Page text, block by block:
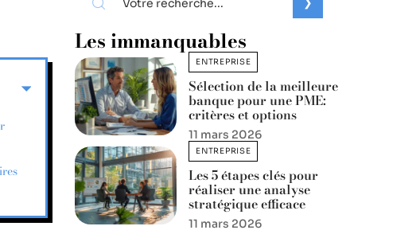
Les immanquables
ENTREPRISE
Sélection de la meilleure
banque pour une PME:
critères et options
11 mars 2026
ENTREPRISE
Les 5 étapes clés pour
réaliser une analyse
stratégique efficace
11 mars 2026